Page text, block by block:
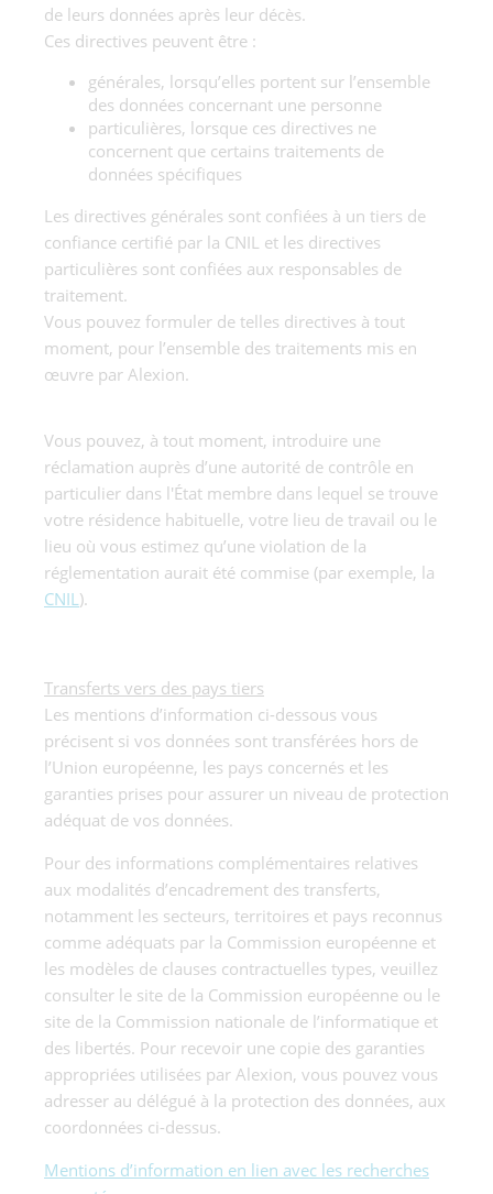
de leurs données après leur décès.
Ces directives peuvent être :
générales, lorsqu’elles portent sur l’ensemble
des données concernant une personne
particulières, lorsque ces directives ne
concernent que certains traitements de
données spécifiques
Les directives générales sont confiées à un tiers de
confiance certifié par la CNIL et les directives
particulières sont confiées aux responsables de
traitement.
Vous pouvez formuler de telles directives à tout
moment, pour l’ensemble des traitements mis en
œuvre par Alexion.
Vous pouvez, à tout moment, introduire une
réclamation auprès d’une autorité de contrôle en
particulier dans l'État membre dans lequel se trouve
votre résidence habituelle, votre lieu de travail ou le
lieu où vous estimez qu’une violation de la
réglementation aurait été commise (par exemple, la
CNIL ).
Transferts vers des pays tiers
Les mentions d’information ci-dessous vous
précisent si vos données sont transférées hors de
l’Union européenne, les pays concernés et les
garanties prises pour assurer un niveau de protection
adéquat de vos données.
Pour des informations complémentaires relatives
aux modalités d’encadrement des transferts,
notamment les secteurs, territoires et pays reconnus
comme adéquats par la Commission européenne et
les modèles de clauses contractuelles types, veuillez
consulter le site de la Commission européenne ou le
site de la Commission nationale de l’informatique et
des libertés. Pour recevoir une copie des garanties
appropriées utilisées par Alexion, vous pouvez vous
adresser au délégué à la protection des données, aux
coordonnées ci-dessus.
Mentions d’information en lien avec les recherches